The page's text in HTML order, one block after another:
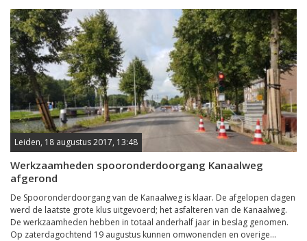
Leiden, 18 augustus 2017, 13:48
Werkzaamheden spooronderdoorgang Kanaalweg
afgerond
De Spooronderdoorgang van de Kanaalweg is klaar. De afgelopen dagen
werd de laatste grote klus uitgevoerd; het asfalteren van de Kanaalweg.
De werkzaamheden hebben in totaal anderhalf jaar in beslag genomen.
Op zaterdagochtend 19 augustus kunnen omwonenden en overige...